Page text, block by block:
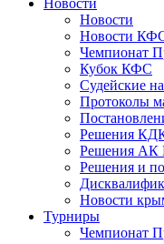
Новости
Новости
Новости
Чемпионат
Кубок КФС
Судейские
Протоколы
Решения
Решения
Решения и
Новости
Турниры
Чемпионат